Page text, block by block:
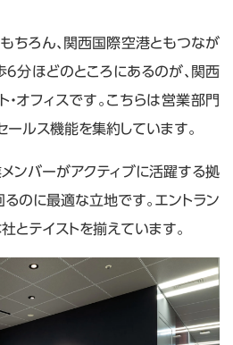
ちろん、関西国際空港ともつなが
6分ほどのところにあるのが、関西
オフィスです。こちらは営業部門
ールス機能を集約しています。
ンバーがアクティブに活躍する拠
るのに最適な立地です。エントラン
とテイストを揃えています。